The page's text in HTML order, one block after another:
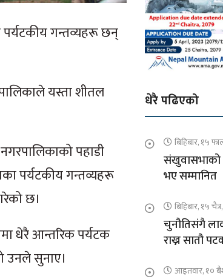
पर्यटकीय गन्तव्यहरू छन्
यस्ता शीतल
पहाडी
पर्यटकीय गन्तव्यहरू
छ।
धेरै आन्तरिक पर्यटक
उनले सुनाए।
धेरै पढिएको
बिहिबार, १५
संखुवासभाको
भए सम्मानित
बिहिबार, १५
चुनौतिसंगै
राख्न सातौ
आइतवार, १०